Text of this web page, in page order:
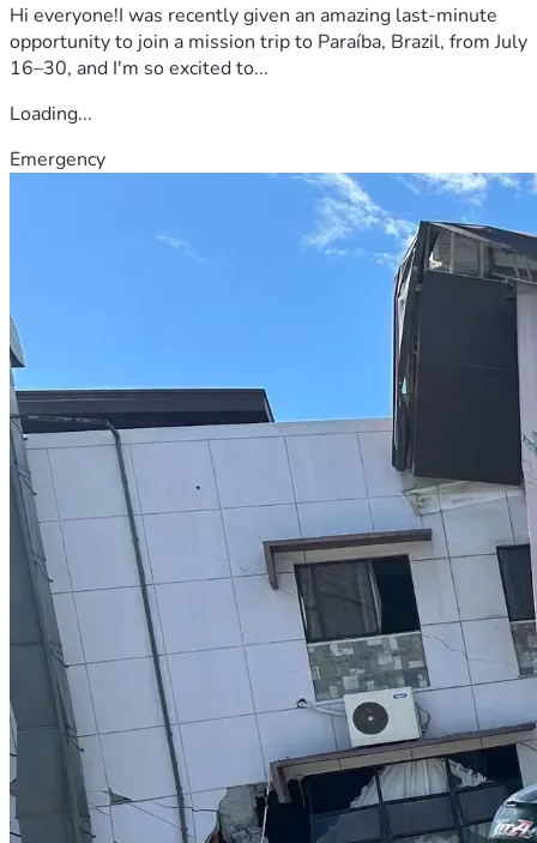
Hi everyone!I was recently given an amazing last-minute
opportunity to join a mission trip to Paraíba, Brazil, from July
16–30, and I'm so excited to...
Loading...
Emergency